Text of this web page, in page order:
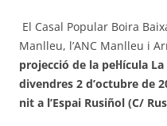
El Casal Popular Boira
Manlleu, l’ANC Manlleu i
projecció de la pel·lícula
divendres 2 d’octubre de
nit a l’Espai Rusiñol (C/